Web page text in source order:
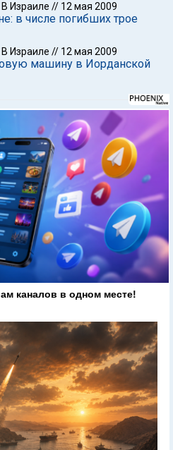
В Израиле // 12 мая 2009
в числе погибших трое
В Израиле // 12 мая 2009
машину в Иорданской
каналов в одном месте!